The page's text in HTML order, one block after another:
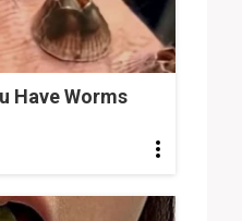
Have Worms